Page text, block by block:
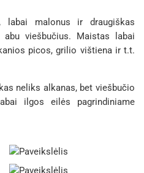
labai malonus ir draugiškas
viešbučius. Maistas labai
picos, grilio vištiena ir t.t.
neliks alkanas, bet viešbučio
ilgos eilės pagrindiniame